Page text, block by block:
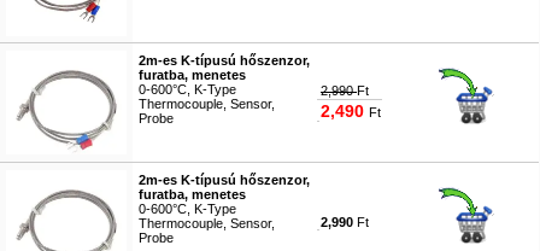
2m-es K-típusú hőszenzor,
furatba, menetes
0-600°C, K-Type
Thermocouple, Sensor,
Probe
2,990Ft
2,490 Ft
2m-es K-típusú hőszenzor,
furatba, menetes
0-600°C, K-Type
Thermocouple, Sensor,
Probe
2,990 Ft